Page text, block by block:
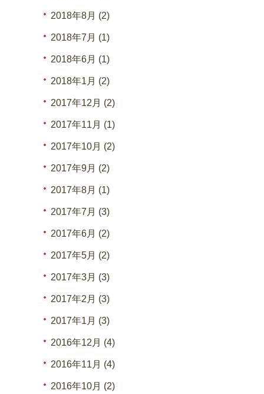
2018年8月 (2)
2018年7月 (1)
2018年6月 (1)
2018年1月 (2)
2017年12月 (2)
2017年11月 (1)
2017年10月 (2)
2017年9月 (2)
2017年8月 (1)
2017年7月 (3)
2017年6月 (2)
2017年5月 (2)
2017年3月 (3)
2017年2月 (3)
2017年1月 (3)
2016年12月 (4)
2016年11月 (4)
2016年10月 (2)